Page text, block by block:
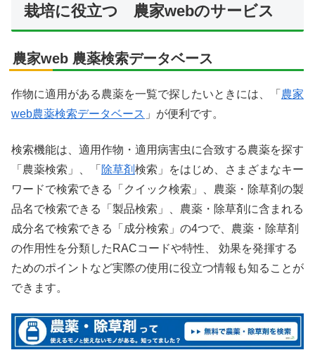
栽培に役立つ 農家webのサービス
農家web 農薬検索データベース
作物に適用がある農薬を一覧で探したいときには、「 農家
web農薬検索データベース 」が便利です。
検索機能は、適用作物・適用病害虫に合致する農薬を探す
「農薬検索」、「 除草剤検索」をはじめ、さまざまなキー
ワードで検索できる「クイック検索」、農薬・除草剤の製
品名で検索できる「製品検索」、農薬・除草剤に含まれる
成分名で検索できる「成分検索」の4つで、農薬・除草剤
の作用性を分類したRACコードや特性、 効果を発揮する
ためのポイントなど実際の使用に役立つ情報も知ることが
できます。